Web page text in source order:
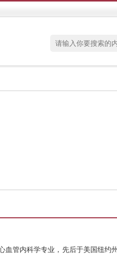
管内科学专业，先后于美国纽约